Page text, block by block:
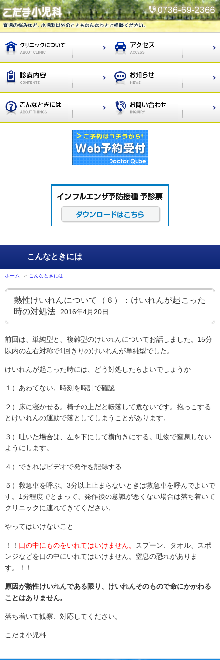
こんなときには
ホーム > こんなときには
熱性けいれんについて（６）：けいれんが起こった
時の対処法
2016年4月20日
前回は、単純型と、複雑型のけいれんについてお話しました。15分
以内の左右対称で1回きりのけいれんが単純型でした。
けいれんが起こった時には、どう対処したらよいでしょうか
１）あわてない。時刻を時計で確認
２）床に寝かせる。椅子の上だと転落して危ないです。抱っこする
とけいれんの運動で落としてしまうことがあります。
３）吐いた場合は、左を下にして横向きにする。吐物で窒息しない
ようにします。
４）できればビデオで発作を記録する
５）救急車を呼ぶ。3分以上止まらないときは救急車を呼んでよいで
す。1分程度でとまって、発作後の意識が悪くない場合は落ち着いて
クリニックに連れてきてください。
やってはいけないこと
！！ 口の中にものをいれてはいけません。 スプーン、タオル、スポ
ンジなどを口の中にいれてはいけません。窒息の恐れがありま
す。！！
原因が熱性けいれんである限り、けいれんそのもので命にかかわる
ことはありません。
落ち着いて観察、対応してください。
こだま小児科